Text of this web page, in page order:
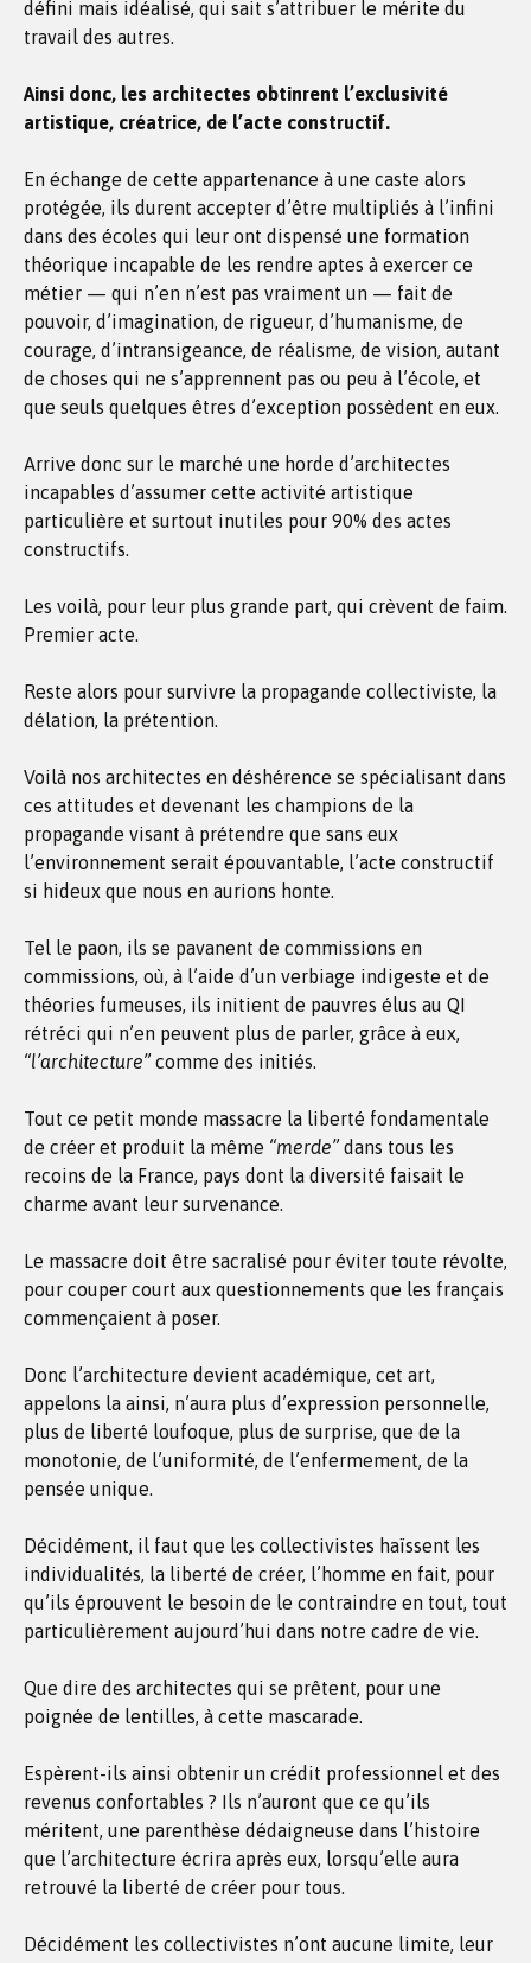
défini mais idéalisé, qui sait s’attribuer le mérite du
travail des autres.
Ainsi donc, les architectes obtinrent l’exclusivité
artistique, créatrice, de l’acte constructif.
En échange de cette appartenance à une caste alors
protégée, ils durent accepter d’être multipliés à l’infini
dans des écoles qui leur ont dispensé une formation
théorique incapable de les rendre aptes à exercer ce
métier — qui n’en n’est pas vraiment un — fait de
pouvoir, d’imagination, de rigueur, d’humanisme, de
courage, d’intransigeance, de réalisme, de vision, autant
de choses qui ne s’apprennent pas ou peu à l’école, et
que seuls quelques êtres d’exception possèdent en eux.
Arrive donc sur le marché une horde d’architectes
incapables d’assumer cette activité artistique
particulière et surtout inutiles pour 90% des actes
constructifs.
Les voilà, pour leur plus grande part, qui crèvent de faim.
Premier acte.
Reste alors pour survivre la propagande collectiviste, la
délation, la prétention.
Voilà nos architectes en déshérence se spécialisant dans
ces attitudes et devenant les champions de la
propagande visant à prétendre que sans eux
l’environnement serait épouvantable, l’acte constructif
si hideux que nous en aurions honte.
Tel le paon, ils se pavanent de commissions en
commissions, où, à l’aide d’un verbiage indigeste et de
théories fumeuses, ils initient de pauvres élus au QI
rétréci qui n’en peuvent plus de parler, grâce à eux,
“l’architecture”comme des initiés.
Tout ce petit monde massacre la liberté fondamentale
de créer et produit la même “merde”dans tous les
recoins de la France, pays dont la diversité faisait le
charme avant leur survenance.
Le massacre doit être sacralisé pour éviter toute révolte,
pour couper court aux questionnements que les français
commençaient à poser.
Donc l’architecture devient académique, cet art,
appelons la ainsi, n’aura plus d’expression personnelle,
plus de liberté loufoque, plus de surprise, que de la
monotonie, de l’uniformité, de l’enfermement, de la
pensée unique.
Décidément, il faut que les collectivistes haïssent les
individualités, la liberté de créer, l’homme en fait, pour
qu’ils éprouvent le besoin de le contraindre en tout, tout
particulièrement aujourd’hui dans notre cadre de vie.
Que dire des architectes qui se prêtent, pour une
poignée de lentilles, à cette mascarade.
Espèrent-ils ainsi obtenir un crédit professionnel et des
revenus confortables ? Ils n’auront que ce qu’ils
méritent, une parenthèse dédaigneuse dans l’histoire
que l’architecture écrira après eux, lorsqu’elle aura
retrouvé la liberté de créer pour tous.
Décidément les collectivistes n’ont aucune limite, leur